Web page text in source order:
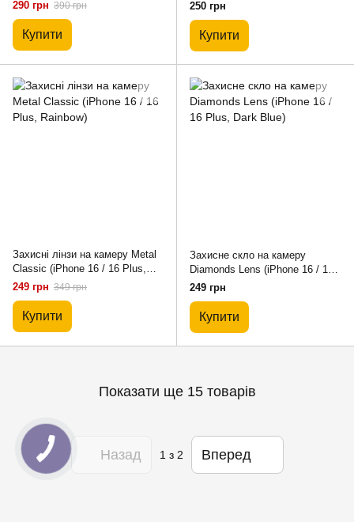
290 грн 390 грн
Купити
250 грн
Купити
Захисні лінзи на камеру Metal
Classic (iPhone 16 / 16 Plus,
Rainbow)
249 грн 349 грн
Купити
Захисне скло на камеру
Diamonds Lens (iPhone 16 / 16
Plus, Dark Blue)
249 грн
Купити
Показати ще 15 товарів
Назад 1з 2 Вперед